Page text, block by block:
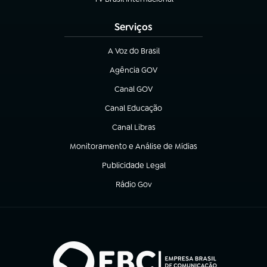
(abre em nova aba)
Serviços
A Voz do Brasil
(abre em nova aba)
Agência GOV
(abre em nova aba)
Canal GOV
(abre em nova aba)
Canal Educação
(abre em nova aba)
Canal Libras
(abre em nova aba)
Monitoramento e Análise de Mídias
(abre em nova aba)
Publicidade Legal
(abre em nova aba)
Rádio Gov
(abre em nova aba)